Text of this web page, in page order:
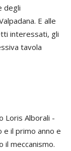
degli
E alle
interessati, gli
tavola
Loris Alborali -
e il primo anno e
meccanismo.